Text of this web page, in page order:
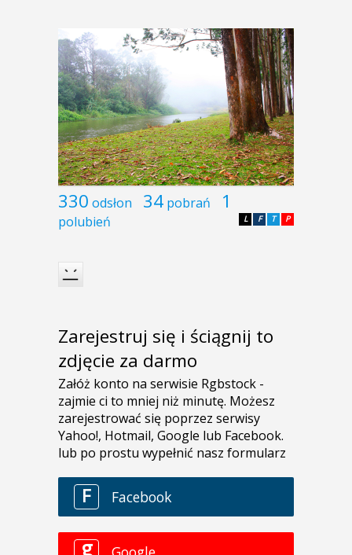
330 odsłon 34 pobrań 1
polubień P
T
F
L
Zarejestruj się i ściągnij to
zdjęcie za darmo